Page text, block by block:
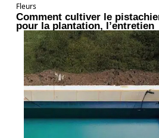
Fleurs
Comment cultiver le
pour la plantation, l’entretien